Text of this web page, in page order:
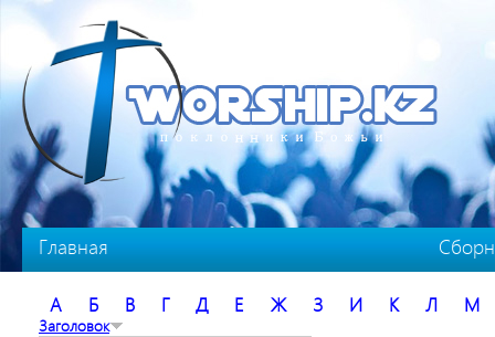
Перейти к основному содержанию
Главная
А Б В Г Д Е Ж З И К Л М
Заголовок